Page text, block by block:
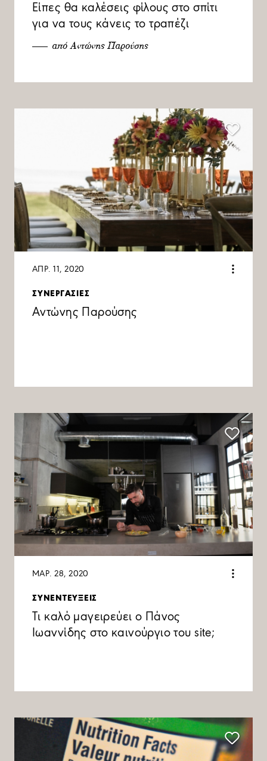
Είπες θα καλέσεις φίλους στο σπίτι
για να τους κάνεις το τραπέζι
από Αντώνης Παρούσης
ΑΠΡ. 11, 2020
ΣΥΝΕΡΓΑΣΙΕΣ
Αντώνης Παρούσης
ΜΑΡ. 28, 2020
ΣΥΝΕΝΤΕΥΞΕΙΣ
Τι καλό μαγειρεύει ο Πάνος
Ιωαννίδης στο καινούργιο του site;